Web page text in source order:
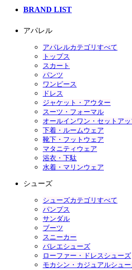
BRAND LIST
アパレル
アパレルカテゴリすべて
トップス
スカート
パンツ
ワンピース
ドレス
ジャケット・アウター
スーツ・フォーマル
オールインワン・セットア
下着・ルームウェア
靴下・フットウェア
マタニティウェア
浴衣・下駄
水着・マリンウェア
シューズ
シューズカテゴリすべて
パンプス
サンダル
ブーツ
スニーカー
バレエシューズ
ローファー・ドレスシューズ
モカシン・カジュアルシュ